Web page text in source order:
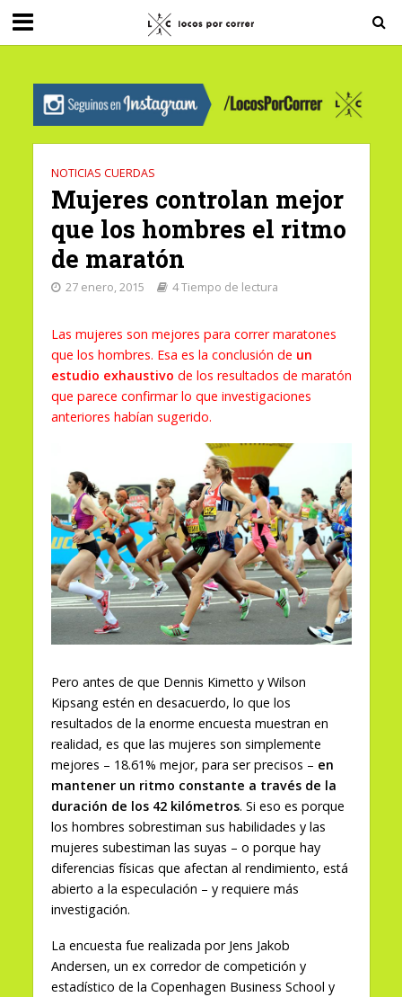
G-0X2PD3RFLV
NOTICIAS CUERDAS
Mujeres controlan mejor
que los hombres el ritmo
de maratón
27 enero, 2015 4 Tiempo de lectura
Las mujeres son mejores para correr maratones
que los hombres. Esa es la conclusión de un
estudio exhaustivo de los resultados de maratón
que parece confirmar lo que investigaciones
anteriores habían sugerido.
Pero antes de que Dennis Kimetto y Wilson
Kipsang estén en desacuerdo, lo que los
resultados de la enorme encuesta muestran en
realidad, es que las mujeres son simplemente
mejores – 18.61% mejor, para ser precisos – en
mantener un ritmo constante a través de la
duración de los 42 kilómetros. Si eso es porque
los hombres sobrestiman sus habilidades y las
mujeres subestiman las suyas – o porque hay
diferencias físicas que afectan al rendimiento, está
abierto a la especulación – y requiere más
investigación.
La encuesta fue realizada por Jens Jakob
Andersen, un ex corredor de competición y
estadístico de la Copenhagen Business School y